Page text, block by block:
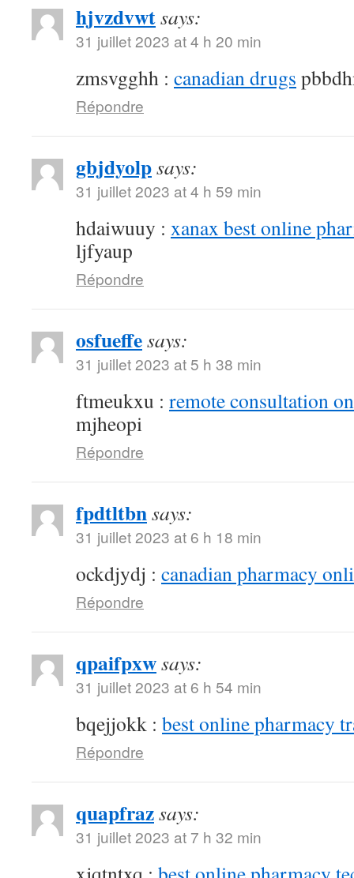
hjvzdvwtsays:
31 juillet 2023 at 4 h 20 min
zmsvgghh : canadian drugs
Répondre
gbjdyolpsays:
31 juillet 2023 at 4 h 59 min
hdaiwuuy : xanax best online
ljfyaup
Répondre
osfueffesays:
31 juillet 2023 at 5 h 38 min
ftmeukxu : remote consultation
mjheopi
Répondre
fpdtltbnsays:
31 juillet 2023 at 6 h 18 min
ockdjydj : canadian pharmacy
Répondre
qpaifpxwsays:
31 juillet 2023 at 6 h 54 min
bqejjokk : best online pharmacy
Répondre
quapfrazsays:
31 juillet 2023 at 7 h 32 min